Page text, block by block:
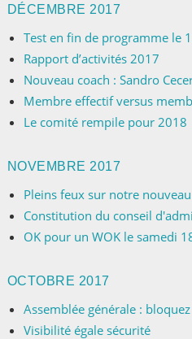
DÉCEMBRE 2017
Test en fin de programme le
Rapport d’activités 2017
Nouveau coach : Sandro
Membre effectif versus
Le comité rempile pour 2018
NOVEMBRE 2017
Pleins feux sur notre
Constitution du conseil
OK pour un WOK le samedi
OCTOBRE 2017
Assemblée générale :
Visibilité égale sécurité